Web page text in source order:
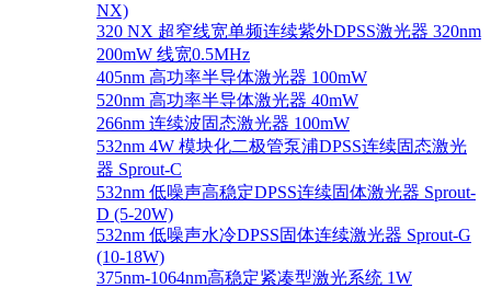
NX)
320 NX 超窄线宽单频连续紫外DPSS激光器 320nm
200mW 线宽0.5MHz
405nm 高功率半导体激光器 100mW
520nm 高功率半导体激光器 40mW
266nm 连续波固态激光器 100mW
532nm 4W 模块化二极管泵浦DPSS连续固态激光
器 Sprout-C
532nm 低噪声高稳定DPSS连续固体激光器 Sprout-
D (5-20W)
532nm 低噪声水冷DPSS固体连续激光器 Sprout-G
(10-18W)
375nm-1064nm高稳定紧凑型激光系统 1W